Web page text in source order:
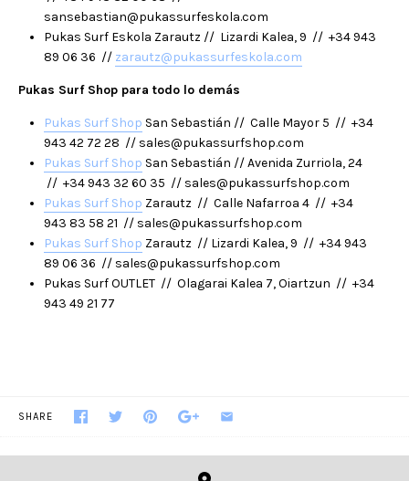
sansebastian@pukassurfeskola.com
Pukas Surf Eskola Zarautz // Lizardi Kalea, 9 // +34 943
89 06 36 // zarautz@pukassurfeskola.com
Pukas Surf Shop para todo lo demás
Pukas Surf Shop San Sebastián // Calle Mayor 5 // +34
943 42 72 28 // sales@pukassurfshop.com
Pukas Surf Shop San Sebastián // Avenida Zurriola, 24
// +34 943 32 60 35 // sales@pukassurfshop.com
Pukas Surf Shop Zarautz // Calle Nafarroa 4 // +34
943 83 58 21 // sales@pukassurfshop.com
Pukas Surf Shop Zarautz // Lizardi Kalea, 9 // +34 943
89 06 36 // sales@pukassurfshop.com
Pukas Surf OUTLET // Olagarai Kalea 7, Oiartzun // +34
943 49 21 77
SHARE